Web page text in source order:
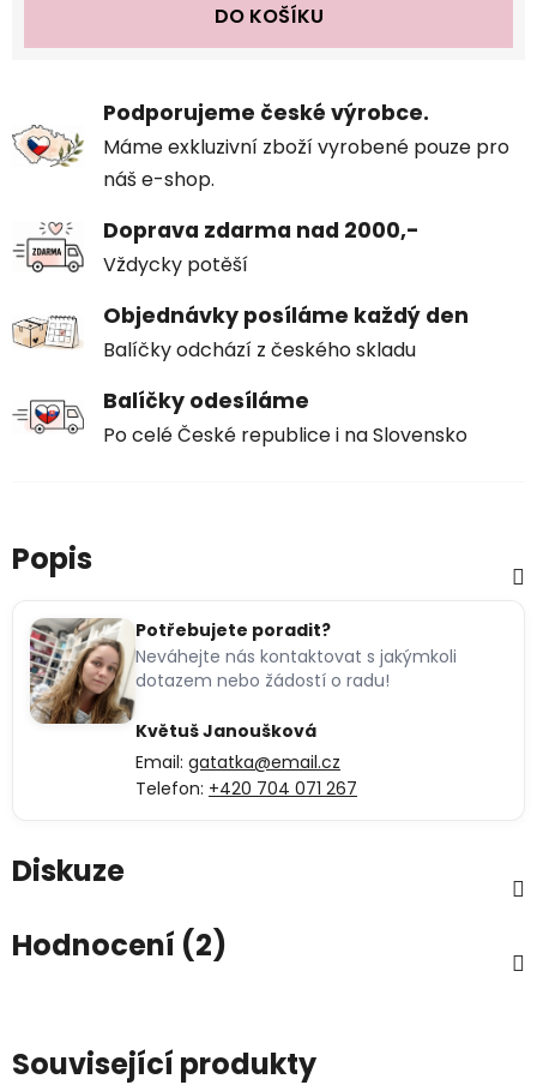
DO KOŠÍKU
Podporujeme české výrobce.
Máme exkluzivní zboží vyrobené pouze pro
náš e-shop.
Doprava zdarma nad 2000,-
Vždycky potěší
Objednávky posíláme každý den
Balíčky odchází z českého skladu
Balíčky odesíláme
Po celé České republice i na Slovensko
Popis
Potřebujete poradit?
Neváhejte nás kontaktovat s jakýmkoli
dotazem nebo žádostí o radu!
Květuš Janoušková
Email: gatatka@email.cz
Telefon: +420 704 071 267
Diskuze
Hodnocení (2)
Související produkty